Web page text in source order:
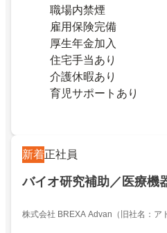
職場内禁煙
雇用保険完備
厚生年金加入
住宅手当あり
介護休暇あり
育児サポートあり
新着正社員
バイオ研究補助／医療機
株式会社 BREXA Advan（旧社名：ア